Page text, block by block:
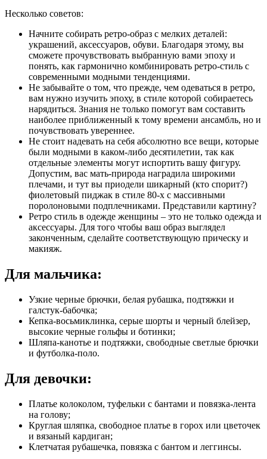
Несколько советов:
Начните собирать ретро-образ с мелких деталей:
украшений, аксессуаров, обуви. Благодаря этому, вы
сможете прочувствовать выбранную вами эпоху и
понять, как гармонично комбинировать ретро-стиль с
современными модными тенденциями.
Не забывайте о том, что прежде, чем одеваться в ретро,
вам нужно изучить эпоху, в стиле которой собираетесь
нарядиться. Знания не только помогут вам составить
наиболее приближенный к тому времени ансамбль, но и
почувствовать увереннее.
Не стоит надевать на себя абсолютно все вещи, которые
были модными в каком-либо десятилетии, так как
отдельные элементы могут испортить вашу фигуру.
Допустим, вас мать-природа наградила широкими
плечами, и тут вы приодели шикарный (кто спорит?)
фиолетовый пиджак в стиле 80-х с массивными
поролоновыми подплечниками. Представили картину?
Ретро стиль в одежде женщины – это не только одежда и
аксессуары. Для того чтобы ваш образ выглядел
законченным, сделайте соответствующую прическу и
макияж.
Для мальчика:
Узкие черные брючки, белая рубашка, подтяжки и
галстук-бабочка;
Кепка-восьмиклинка, серые шорты и черный блейзер,
высокие черные гольфы и ботинки;
Шляпа-канотье и подтяжки, свободные светлые брючки
и футболка-поло.
Для девочки:
Платье колоколом, туфельки с бантами и повязка-лента
на голову;
Круглая шляпка, свободное платье в горох или цветочек
и вязаный кардиган;
Клетчатая рубашечка, повязка с бантом и леггинсы.